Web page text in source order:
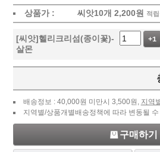
상품가 : 씨앗10개 2,200원 적
[씨앗]헬리크리섬(종이꽃)-
살몬
+1
배송정보 : 40,000원 미만시 3,500원, 지역
지역별/상품개별배송정책에 따라 변동될
구매하기